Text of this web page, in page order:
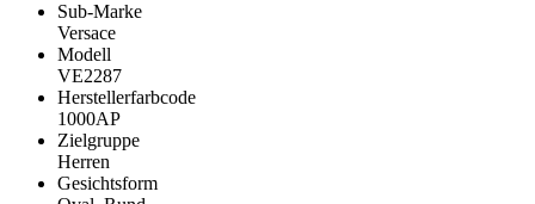
Sub-Marke
Versace
Modell
VE2287
Herstellerfarbcode
1000AP
Zielgruppe
Herren
Gesichtsform